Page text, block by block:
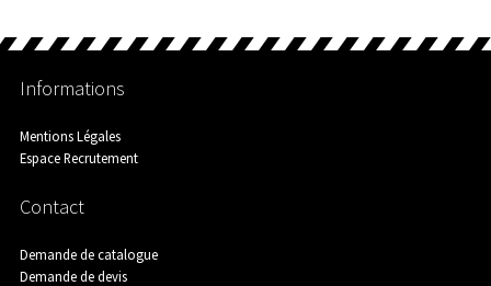
Informations
Mentions Légales
Espace Recrutement
Contact
Demande de catalogue
Demande de devis